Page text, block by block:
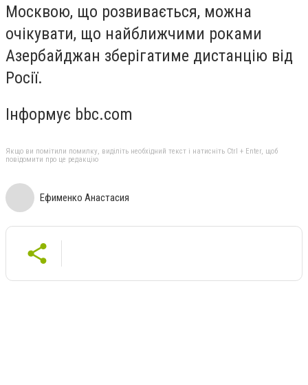
Москвою, що розвивається, можна
очікувати, що найближчими роками
Азербайджан зберігатиме дистанцію від
Росії.
Інформує bbc.com
Якщо ви помітили помилку, виділіть необхідний текст і натисніть Ctrl + Enter, щоб
повідомити про це редакцію
Ефименко Анастасия